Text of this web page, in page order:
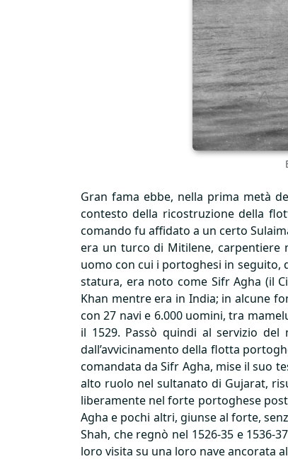
Gran fama ebbe, nella prima metà
contesto della ricostruzione della
comando fu affidato a un certo
era un turco di Mitilene, carpentiere
uomo con cui i portoghesi in seguito,
statura, era noto come Sifr Agha (il
Khan mentre era in India; in alcune
con 27 navi e 6.000 uomini, tra
il 1529. Passò quindi al servizio
dall’avvicinamento della flotta
comandata da Sifr Agha, mise il suo
alto ruolo nel sultanato di Gujarat,
liberamente nel forte portoghese
Agha e pochi altri, giunse al forte,
Shah, che regnò nel 1526-35 e
loro visita su una loro nave ancorata